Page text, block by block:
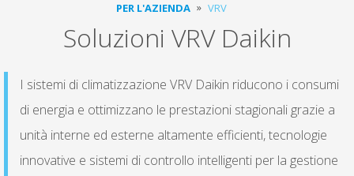
PER L'AZIENDA VRV
Soluzioni VRV Daikin
I sistemi di climatizzazione VRV Daikin riducono i consumi
di energia e ottimizzano le prestazioni stagionali grazie a
unità interne ed esterne altamente efficienti, tecnologie
innovative e sistemi di controllo intelligenti per la gestione